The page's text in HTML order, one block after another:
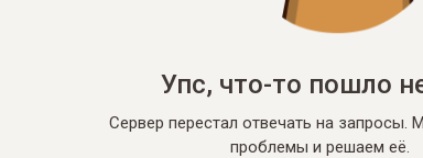
Упс, что-то пошло
Сервер перестал отвечать на запросы.
проблемы и решаем её.